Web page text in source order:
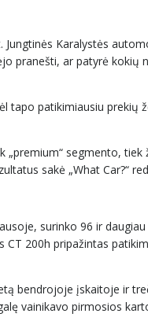
Karalystės
pranešti, ar patyrė
tapo patikimiausiu
segmento,
sakė „What Car?“
surinko 96 ir
CT 200h pripažintas
bendrojoje įskaitoje ir
vainikavo pirmosios